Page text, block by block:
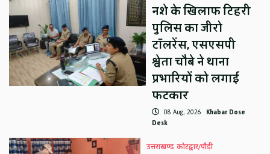
नशे के खिलाफ टिहरी
पुलिस का जीरो
टॉलरेंस, एसएसपी
श्वेता चौबे ने थाना
प्रभारियों को लगाई
फटकार
08 Aug, 2026 Khabar Dose
Desk
उत्तराखण्ड कोटद्वार/पौड़ी